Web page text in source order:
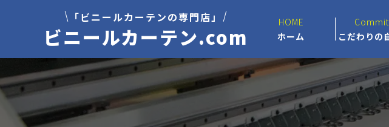
「ビニールカーテンの専門店」
ビニールカーテン.com
HOME
ホーム
こだわりの